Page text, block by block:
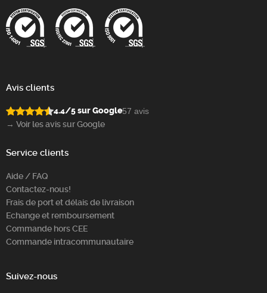
Avis clients
4.4/5 sur Google57 avis
→ Voir les avis sur Google
Service clients
Aide / FAQ
Contactez-nous!
Frais de port et délais de livraison
Echange et remboursement
Commande hors CEE
Commande intracommunautaire
Suivez-nous